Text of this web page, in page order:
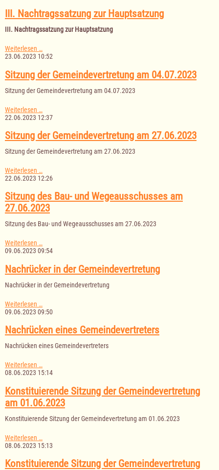
Hauptsatzung
III. Nachtragssatzung zur Hauptsatzung
III. Nachtragssatzung zur Hauptsatzung
Weiterlesen …
Nachtragssatzung
Hauptsatzung
23.06.2023 10:52
Sitzung der Gemeindevertretung am 04.07.2023
Sitzung der Gemeindevertretung am 04.07.2023
Weiterlesen …
der
am
04.07.2023
22.06.2023 12:37
Sitzung der Gemeindevertretung am 27.06.2023
Sitzung der Gemeindevertretung am 27.06.2023
Weiterlesen …
der
am
27.06.2023
22.06.2023 12:26
Sitzung des Bau- und Wegeausschusses am
27.06.2023
Sitzung des Bau- und Wegeausschusses am 27.06.2023
Weiterlesen …Sitzung
des
und
Wegeausschusses
am
27.06.2023
09.06.2023 09:54
Nachrücker in der Gemeindevertretung
Nachrücker in der Gemeindevertretung
Weiterlesen …
in
Gemeindevertretung
09.06.2023 09:50
Nachrücken eines Gemeindevertreters
Nachrücken eines Gemeindevertreters
Weiterlesen …Nachrücken
eines
08.06.2023 15:14
Konstituierende Sitzung der Gemeindevertretung
am 01.06.2023
Konstituierende Sitzung der Gemeindevertretung am 01.06.2023
Weiterlesen …
Sitzung
Gemeindevertretung
am
08.06.2023 15:13
Konstituierende Sitzung der Gemeindevertretung